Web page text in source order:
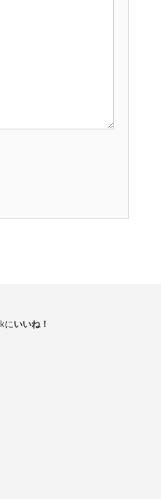
にいいね！